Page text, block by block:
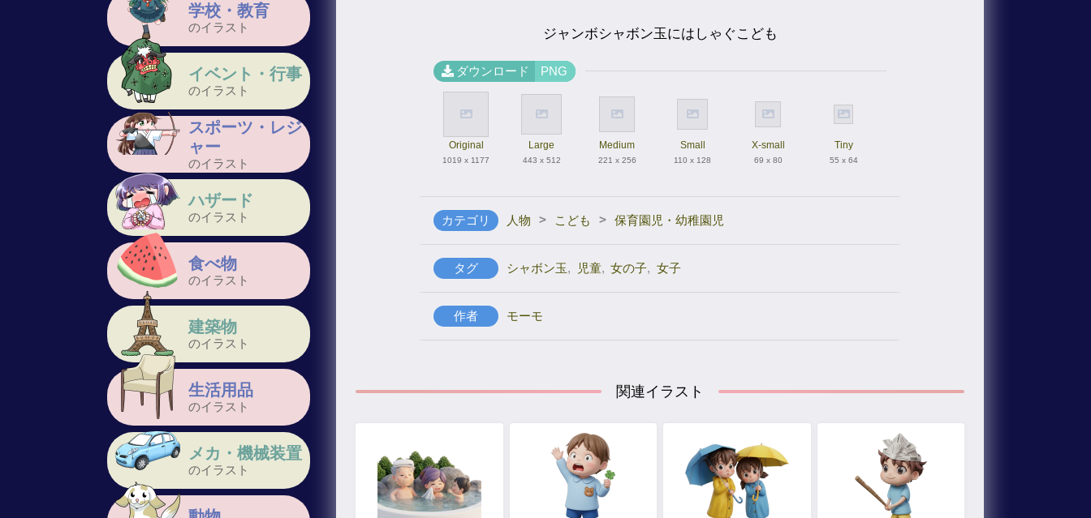
学校・教育
のイラスト
イベント・行事
のイラスト
スポーツ・レジ
ャー
のイラスト
ハザード
のイラスト
食べ物
のイラスト
建築物
のイラスト
生活用品
のイラスト
メカ・機械装置
のイラスト
ジャンボシャボン玉にはしゃぐこども
ダウンロード PNG
Original
1019 x 1177
Large
443 x 512
Medium
221 x 256
Small
110 x 128
X-small
69 x 80
Tiny
55 x 64
カテゴリ 人物 > こども > 保育園児・幼稚園児
タグ シャボン玉, 児童, 女の子, 女子
作者 モーモ
関連イラスト